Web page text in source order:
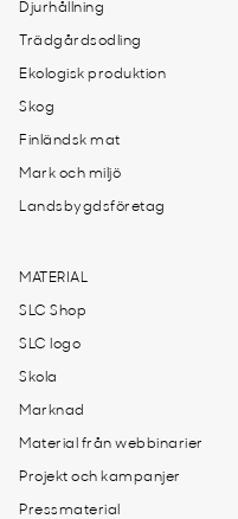
Djurhållning
Trädgårdsodling
Ekologisk produktion
Skog
Finländsk mat
Mark och miljö
Landsbygdsföretag
MATERIAL
SLC Shop
SLC logo
Skola
Marknad
Material från webbinarier
Projekt och kampanjer
Pressmaterial